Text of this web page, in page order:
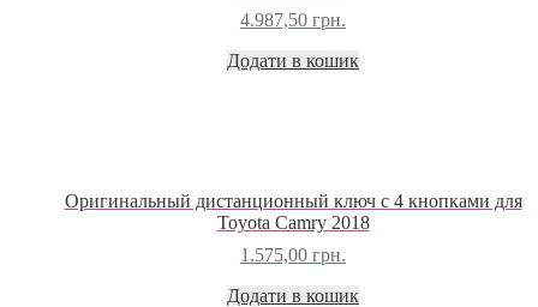
4.987,50 грн.
Додати в кошик
Оригинальный дистанционный ключ с 4 кнопками для
Toyota Camry 2018
1.575,00 грн.
Додати в кошик